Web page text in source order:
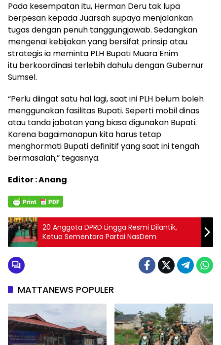
Pada kesempatan itu, Herman Deru tak lupa
berpesan kepada Juarsah supaya menjalankan
tugas dengan penuh tanggungjawab. Sedangkan
mengenai kebijakan yang bersifat prinsip atau
strategis ia meminta PLH Bupati Muara Enim
itu berkoordinasi terlebih dahulu dengan Gubernur
Sumsel.
“Perlu diingat satu hal lagi, saat ini PLH belum boleh
menggunakan fasilitas Bupati. Seperti mobil dinas
atau tanda jabatan yang biasa digunakan Bupati.
Karena bagaimanapun kita harus tetap
menghormati Bupati definitif yang saat ini tengah
bermasalah,” tegasnya.
Editor : Anang
20 Anggota DPRD Lingga Resmi Dilantik,
Ketua Sementara Partai NasDem
MATTANEWS POPULER